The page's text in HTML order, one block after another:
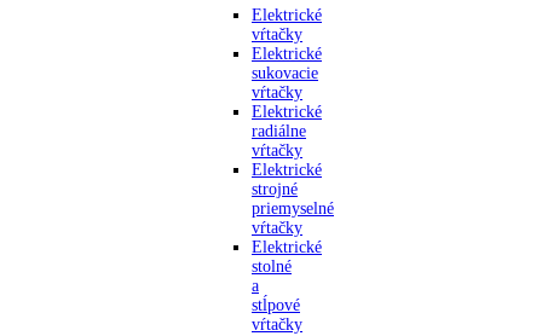
Elektrické
vŕtačky
Elektrické
sukovacie
vŕtačky
Elektrické
radiálne
vŕtačky
Elektrické
strojné
priemyselné
vŕtačky
Elektrické
stolné
a
stĺpové
vŕtačky